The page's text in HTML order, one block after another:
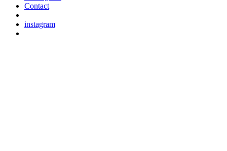
Contact
instagram